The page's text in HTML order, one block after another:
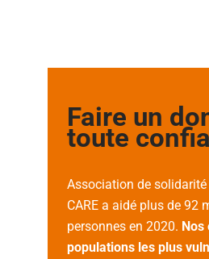
Faire un
toute
Association de
CARE a aidé plus de 92
personnes en 2020. Nos
populations les plus